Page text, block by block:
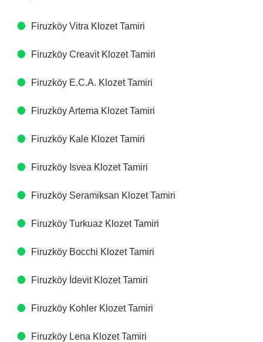
Firuzköy Vitra Klozet Tamiri
Firuzköy Creavit Klozet Tamiri
Firuzköy E.C.A. Klozet Tamiri
Firuzköy Artema Klozet Tamiri
Firuzköy Kale Klozet Tamiri
Firuzköy Isvea Klozet Tamiri
Firuzköy Seramiksan Klozet Tamiri
Firuzköy Turkuaz Klozet Tamiri
Firuzköy Bocchi Klozet Tamiri
Firuzköy İdevit Klozet Tamiri
Firuzköy Kohler Klozet Tamiri
Firuzköy Lena Klozet Tamiri